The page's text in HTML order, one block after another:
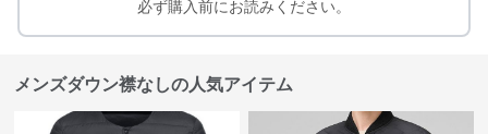
必ず購入前にお読みください。
メンズダウン襟なしの人気アイテム